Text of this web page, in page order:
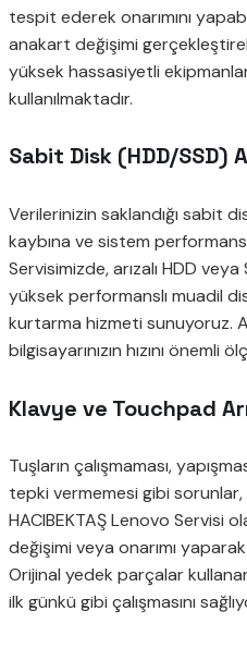
tespit ederek onarımını
anakart değişimi
yüksek hassasiyetli
kullanılmaktadır.
Sabit Disk (HDD/SSD)
Verilerinizin saklandığı sabit
kaybına ve sistem
Servisimizde, arızalı HDD
yüksek performanslı muadil
kurtarma hizmeti sunuyoruz.
bilgisayarınızın hızını önemli
Klavye ve Touchpad
Tuşların çalışmaması,
tepki vermemesi gibi sorunlar,
HACIBEKTAŞ Lenovo Servisi
değişimi veya onarımı
Orijinal yedek parçalar
ilk günkü gibi çalışmasını